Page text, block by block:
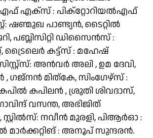
എഫ് എക്സ് : പിക്റ്റോറിയൽഎഫ്
ഷണ്മുഖ പാണ്ട്യൻ, ടൈറ്റിൽ
പബ്ലിസിറ്റി ഡിസൈൻസ് :
ട്രൈലെർ കട്ട്സ് : മഹേഷ്
അൻവർ അലി , ഉമ ദേവി,
ഗജ്നൻ മിത്കേ, സിംഗേഴ്സ് :
കപിൽ കപിലൻ , ശ്രുതി ശിവദാസ്,
വസന്ത, അഭിജിത്
നവീൻ മുരളി, പിആർഓ :
മാർക്കറ്റിങ് : അനൂപ് സുന്ദരൻ.